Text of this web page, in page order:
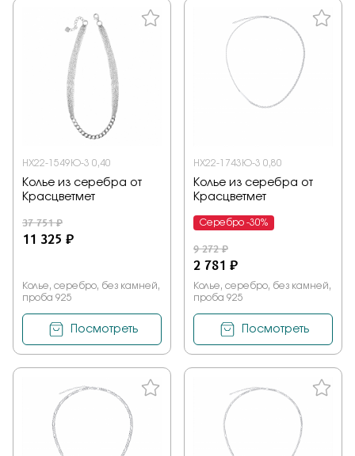
НХ22-1549Ю-3 0,40
Колье из серебра от
Красцветмет
37 751 ₽
11 325 ₽
Колье, серебро, без камней,
проба 925
Посмотреть
НХ22-1743Ю-3 0,80
Колье из серебра от
Красцветмет
Серебро -30%
9 272 ₽
2 781 ₽
Колье, серебро, без камней,
проба 925
Посмотреть